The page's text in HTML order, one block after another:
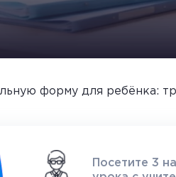
форму для ребёнка:
Посетите 3